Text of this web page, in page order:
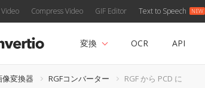
Compress Video GIF Editor Text to Speech
変換 OCR API
像変換器 RGFコンバーター RGF から PCD に